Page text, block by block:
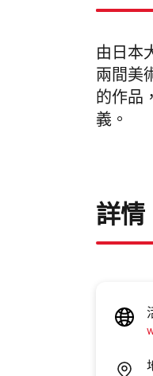
由日本
兩間美
的作品
義。
詳情